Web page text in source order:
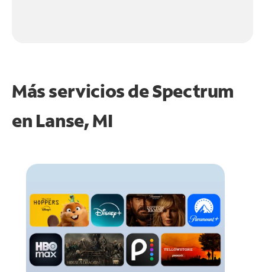
Más servicios de Spectrum
en Lanse, MI